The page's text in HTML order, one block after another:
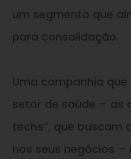
um segmento que
para consolidação.
Uma companhia
setor de saúde – as
techs”, que buscam
nos seus negócios –